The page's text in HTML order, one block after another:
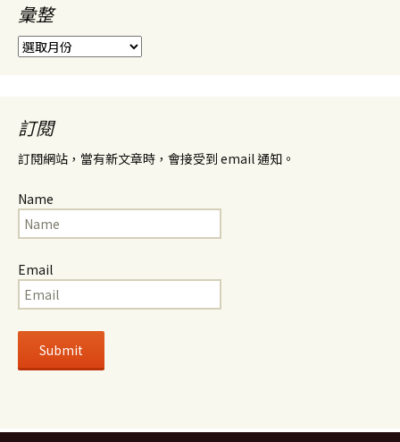
彙整
彙
整
訂閱
訂閱網站，當有新文章時，會接受到 email 通知。
Name
Email